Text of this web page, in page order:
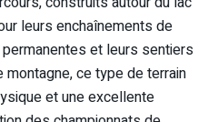
leurs enchaînements de
et leurs sentiers
ce type de terrain
et une excellente